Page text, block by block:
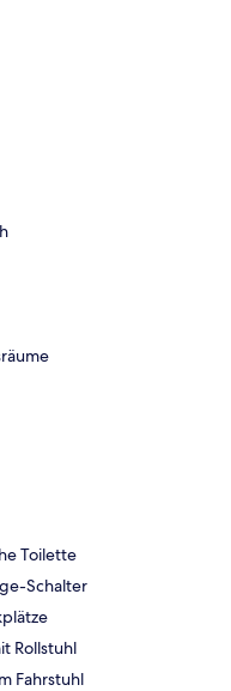
Toilette
Schalter
Rollstuhl
Fahrstuhl